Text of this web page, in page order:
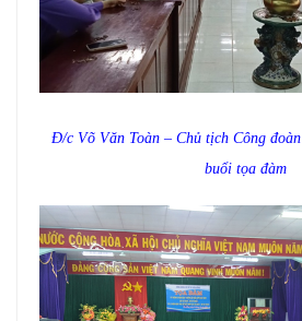
Đ/c Võ Văn Toàn – Chủ tịch Công
buổi tọa đàm